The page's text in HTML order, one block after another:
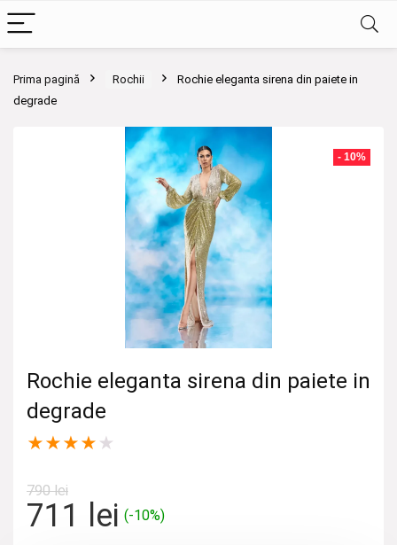
Prima pagină Rochii
Rochie eleganta sirena din paiete in
degrade
- 10%
Rochie eleganta sirena din paiete in
degrade
★★★★ ★
790lei
Prețul
711 leiPrețul
(-10%)